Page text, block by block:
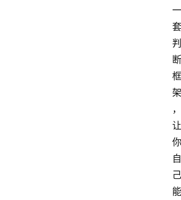
一
套
判
断
框
架
，
让
你
自
己
能